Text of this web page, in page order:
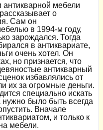
антикварной мебели
о
Сам он
в 1994-м году,
зарождался. Тогда
в антиквариате,
очень хотел. Он
но признается, что
антикварный
избавлялись от
их за огромные деньги.
специально искать
нужно было быть всегда
Вначале
и только к
мебели.